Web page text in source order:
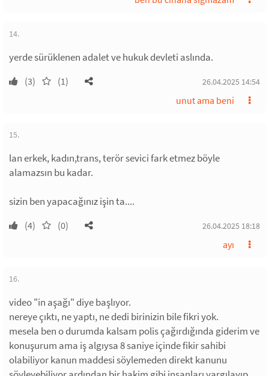
14.
yerde sürüklenen adalet ve hukuk devleti aslında.
(3) (1) 26.04.2025 14:54
unut ama beni
15.
lan erkek, kadın,trans, terör sevici fark etmez böyle
alamazsın bu kadar.
sizin ben yapacağınız işin ta....
(4) (0) 26.04.2025 18:18
ayı
16.
video "in aşağı" diye başlıyor.
nereye çıktı, ne yaptı, ne dedi birinizin bile fikri yok.
mesela ben o durumda kalsam polis çağırdığında giderim ve
konuşurum ama iş algıysa 8 saniye içinde fikir sahibi
olabiliyor kanun maddesi söylemeden direkt kanunu